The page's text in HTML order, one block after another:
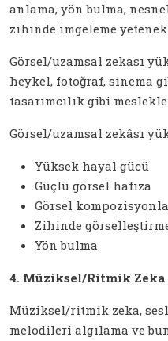
anlama, yön bulma,
zihinde imgeleme
Görsel/uzamsal zekası
heykel, fotoğraf, sinema
tasarımcılık gibi
Görsel/uzamsal zekâsı
Yüksek hayal gücü
Güçlü görsel hafıza
Görsel
Zihinde
Yön bulma
4. Müziksel/Ritmik Zeka
Müziksel/ritmik zeka,
melodileri algılama ve